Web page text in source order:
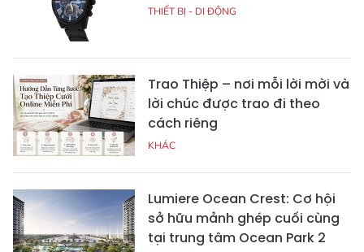
THIẾT BỊ - DI ĐỘNG
Trao Thiệp – nơi mỗi lời mời và
lời chúc được trao đi theo
cách riêng
KHÁC
Lumiere Ocean Crest: Cơ hội
sở hữu mảnh ghép cuối cùng
tại trung tâm Ocean Park 2